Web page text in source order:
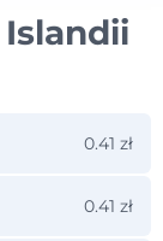
0.41 zł
0.41 zł